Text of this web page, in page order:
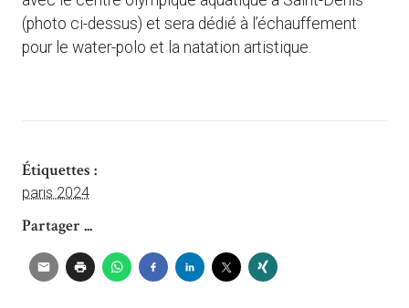
(photo ci-dessus) et sera dédié à l’échauffement
pour le water-polo et la natation artistique.
Étiquettes :
paris 2024
Partager ...